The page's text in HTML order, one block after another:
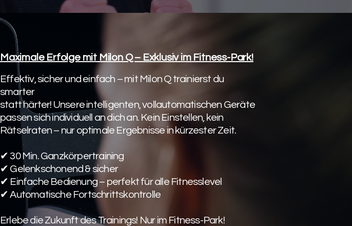
Maximale Erfolge mit Milon Q – Exklusiv im Fitness-Park!
Effektiv, sicher und einfach – mit Milon Q trainierst du
smarter
statt härter! Unsere intelligenten, vollautomatischen Geräte
passen sich individuell an dich an. Kein Einstellen, kein
Rätselraten – nur optimale Ergebnisse in kürzester Zeit.
✔ 30 Min. Ganzkörpertraining
✔ Gelenkschonend & sicher
✔ Einfache Bedienung – perfekt für alle Fitnesslevel
✔ Automatische Fortschrittskontrolle
Erlebe die Zukunft des Trainings! Nur im Fitness-Park!